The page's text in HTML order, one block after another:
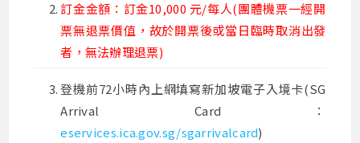
訂金金額：訂金10,000 元/每人(團體機票一經開
票無退票價值，故於開票後或當日臨時取消出發
者，無法辦理退票)
登機前72小時內上網填寫新加坡電子入境卡(SG
Arrival Card：
eservices.ica.gov.sg/sgarrivalcard)